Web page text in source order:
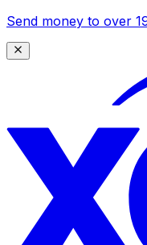
Send money to over